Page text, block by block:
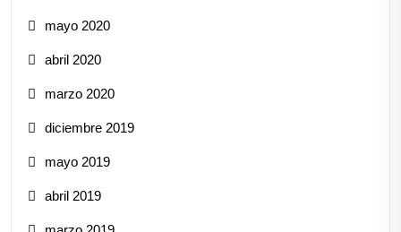
mayo 2020
abril 2020
marzo 2020
diciembre 2019
mayo 2019
abril 2019